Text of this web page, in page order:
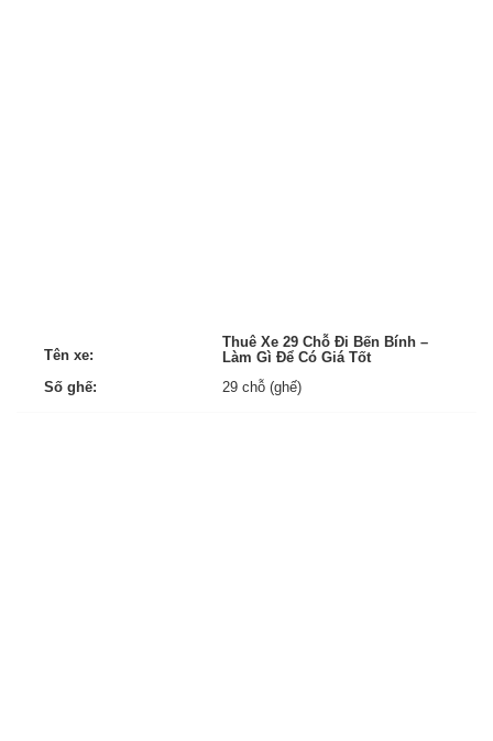
Tên xe:
Thuê Xe 29 Chỗ Đi Bến Bính –
Làm Gì Để Có Giá Tốt
Số ghế:
29 chỗ (ghế)